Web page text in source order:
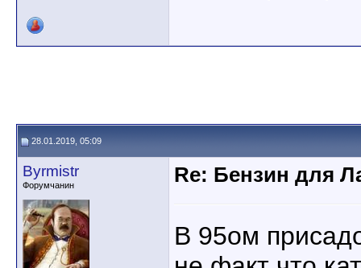
28.01.2019, 05:09
Byrmistr
Форумчанин Re: Бензин для
В 95ом